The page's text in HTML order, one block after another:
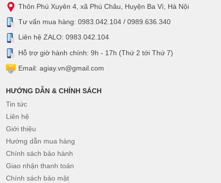
Thôn Phú Xuyên 4, xã Phú Châu, Huyện Ba Vì, Hà Nội
Tư vấn mua hàng: 0983.042.104 / 0989.636.340
Liên hệ ZALO: 0983.042.104
Hỗ trợ giờ hành chính: 9h - 17h (Thứ 2 tới Thứ 7)
Email: agiay.vn@gmail.com
HƯỚNG DẪN & CHÍNH SÁCH
Tin tức
Liên hệ
Giới thiệu
Hướng dẫn mua hàng
Chính sách bảo hành
Giao nhận thanh toán
Chính sách bảo mật